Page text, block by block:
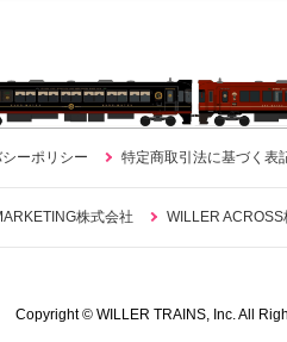
ーポリシー 特定商取引法に基づく表
株式会社 WILLER ACROSS
Copyright © WILLER TRAINS, Inc. All